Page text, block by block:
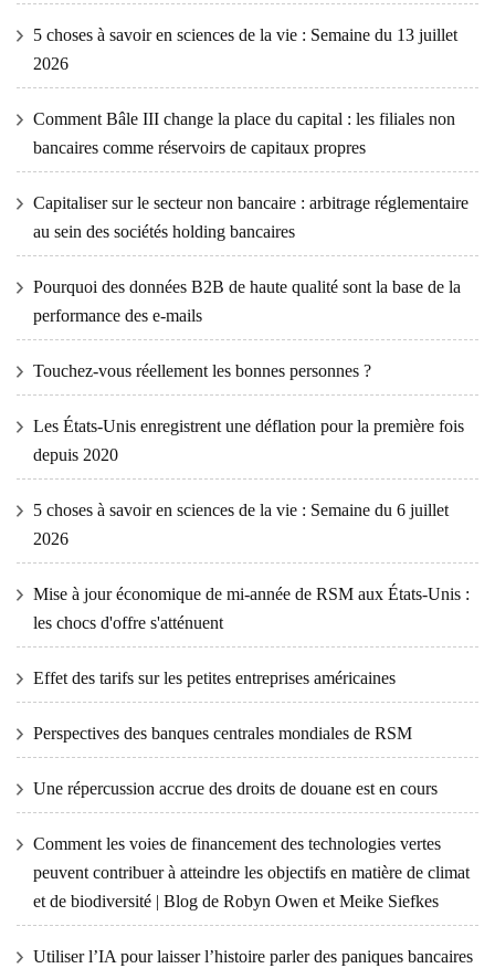
5 choses à savoir en sciences de la vie : Semaine du 13 juillet
2026
Comment Bâle III change la place du capital : les filiales non
bancaires comme réservoirs de capitaux propres
Capitaliser sur le secteur non bancaire : arbitrage réglementaire
au sein des sociétés holding bancaires
Pourquoi des données B2B de haute qualité sont la base de la
performance des e-mails
Touchez-vous réellement les bonnes personnes ?
Les États-Unis enregistrent une déflation pour la première fois
depuis 2020
5 choses à savoir en sciences de la vie : Semaine du 6 juillet
2026
Mise à jour économique de mi-année de RSM aux États-Unis :
les chocs d'offre s'atténuent
Effet des tarifs sur les petites entreprises américaines
Perspectives des banques centrales mondiales de RSM
Une répercussion accrue des droits de douane est en cours
Comment les voies de financement des technologies vertes
peuvent contribuer à atteindre les objectifs en matière de climat
et de biodiversité | Blog de Robyn Owen et Meike Siefkes
Utiliser l’IA pour laisser l’histoire parler des paniques bancaires